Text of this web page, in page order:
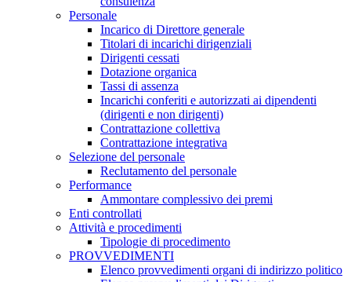
Personale
Incarico di Direttore generale
Titolari di incarichi dirigenziali
Dirigenti cessati
Dotazione organica
Tassi di assenza
Incarichi conferiti e autorizzati ai dipendenti
(dirigenti e non dirigenti)
Contrattazione collettiva
Contrattazione integrativa
Selezione del personale
Reclutamento del personale
Performance
Ammontare complessivo dei premi
Enti controllati
Attività e procedimenti
Tipologie di procedimento
PROVVEDIMENTI
Elenco provvedimenti organi di indirizzo politico